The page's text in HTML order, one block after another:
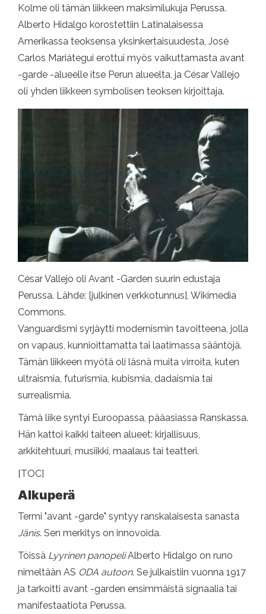
Kolme oli tämän liikkeen maksimilukuja Perussa.
Alberto Hidalgo korostettiin Latinalaisessa
Amerikassa teoksensa yksinkertaisuudesta, José
Carlos Mariátegui erottui myös vaikuttamasta avant
-garde -alueelle itse Perun alueelta, ja César Vallejo
oli yhden liikkeen symbolisen teoksen kirjoittaja.
César Vallejo oli Avant -Garden suurin edustaja
Perussa. Lähde: [julkinen verkkotunnus], Wikimedia
Commons.
Vanguardismi syrjäytti modernismin tavoitteena, jolla
on vapaus, kunnioittamatta tai laatimassa sääntöjä.
Tämän liikkeen myötä oli läsnä muita virroita, kuten
ultraismia, futurismia, kubismia, dadaismia tai
surrealismia.
Tämä liike syntyi Euroopassa, pääasiassa Ranskassa.
Hän kattoi kaikki taiteen alueet: kirjallisuus,
arkkitehtuuri, musiikki, maalaus tai teatteri.
[TOC]
Alkuperä
Termi "avant -garde" syntyy ranskalaisesta sanasta
Jänis. Sen merkitys on innovoida.
Töissä Lyyrinen panopeliAlberto Hidalgo on runo
nimeltään AS ODA autoon. Se julkaistiin vuonna 1917
ja tarkoitti avant -garden ensimmäistä signaalia tai
manifestaatiota Perussa.